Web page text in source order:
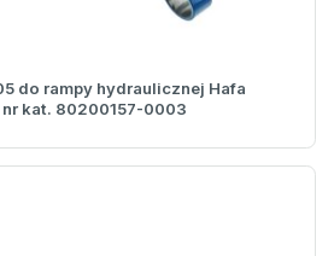
do rampy hydraulicznej Hafa
kat. 80200157-0003